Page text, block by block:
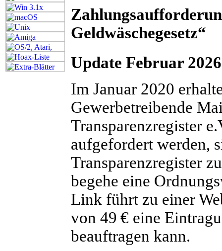
Geldwäschegesetz“
Update Februar 2026
Im Januar 2020
Gewerbetreibende
Transparenzregister
aufgefordert werden,
Transparenzregister
begehe eine
Link führt zu einer
von 49 € eine
beauftragen kann.